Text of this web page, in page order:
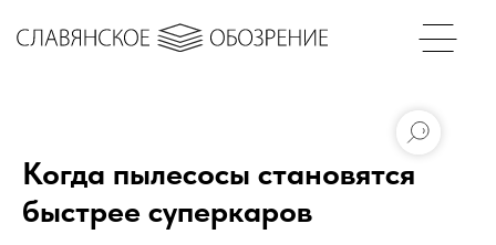
Когда пылесосы становятся
быстрее суперкаров